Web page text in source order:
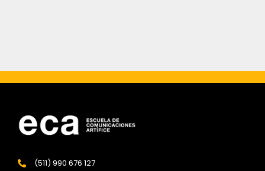
(511) 990 676 127